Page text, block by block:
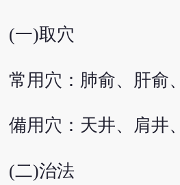
(一)取穴
常用穴：肺俞、肝俞
備用穴：天井、肩井
(二)治法